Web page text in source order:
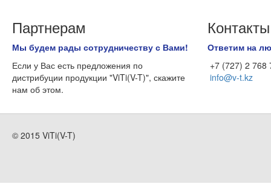
Партнерам
Мы будем рады сотрудничеству с Вами!
Если у Вас есть предложения по
дистрибуции продукции "ViTi(V-T)", скажите
нам об этом.
Контакты
Ответим на
+7 (727) 2 768
info@v-t.kz
© 2015 ViTi(V-T)